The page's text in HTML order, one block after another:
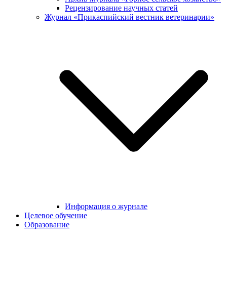
Рецензирование научных статей
Журнал «Прикаспийский вестник ветеринарии»
Информация о журнале
Целевое обучение
Образование